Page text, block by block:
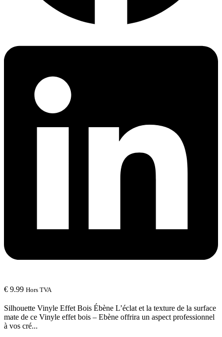
€ 9.99 Hors TVA
Silhouette Vinyle Effet Bois Ébène L’éclat et la texture de la surface
mate de ce Vinyle effet bois – Ebène offrira un aspect professionnel
à vos cré...